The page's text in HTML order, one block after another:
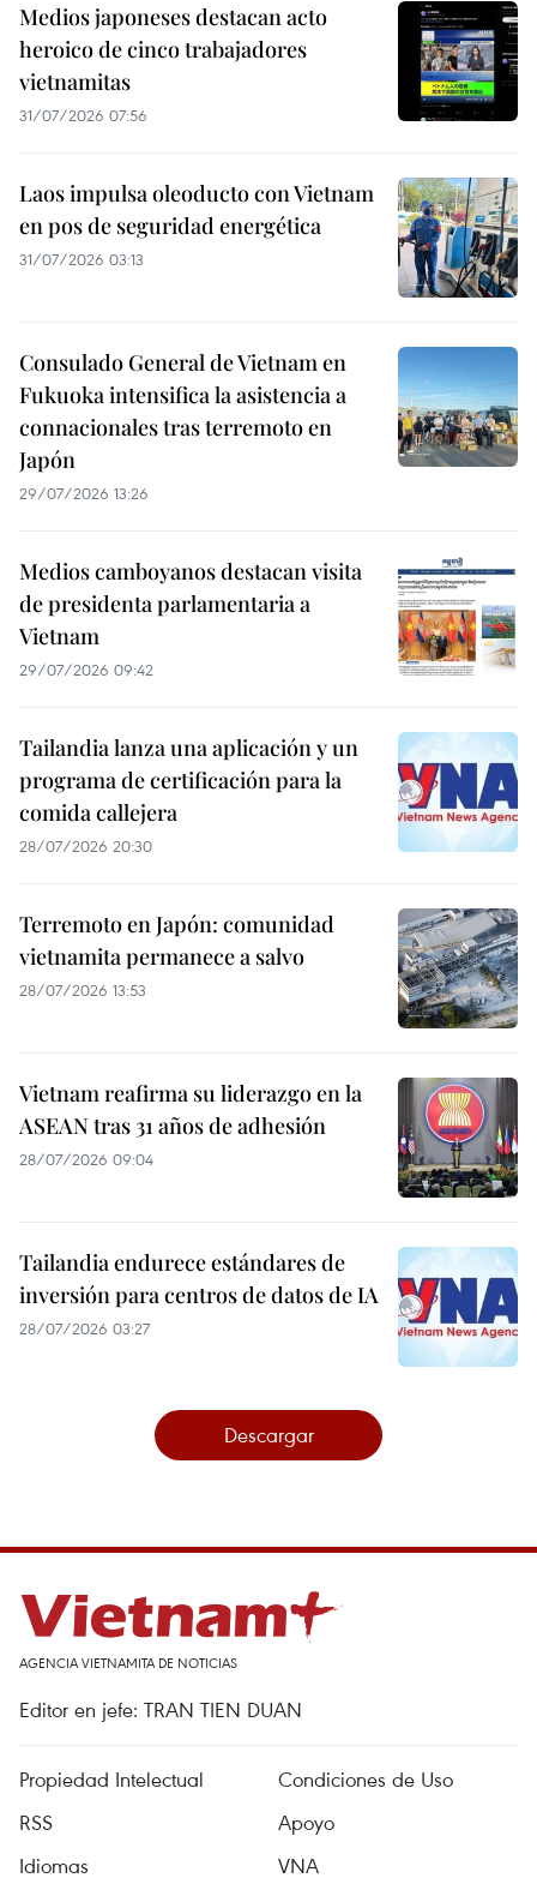
Medios japoneses destacan acto
heroico de cinco trabajadores
vietnamitas
31/07/2026 07:56
Laos impulsa oleoducto con Vietnam
en pos de seguridad energética
31/07/2026 03:13
Consulado General de Vietnam en
Fukuoka intensifica la asistencia a
connacionales tras terremoto en
Japón
29/07/2026 13:26
Medios camboyanos destacan visita
de presidenta parlamentaria a
Vietnam
29/07/2026 09:42
Tailandia lanza una aplicación y un
programa de certificación para la
comida callejera
28/07/2026 20:30
Terremoto en Japón: comunidad
vietnamita permanece a salvo
28/07/2026 13:53
Vietnam reafirma su liderazgo en la
ASEAN tras 31 años de adhesión
28/07/2026 09:04
Tailandia endurece estándares de
inversión para centros de datos de IA
28/07/2026 03:27
Descargar
AGENCIA VIETNAMITA DE NOTICIAS
Editor en jefe: TRAN TIEN DUAN
Propiedad Intelectual
Condiciones de Uso
RSS
Apoyo
Idiomas
VNA